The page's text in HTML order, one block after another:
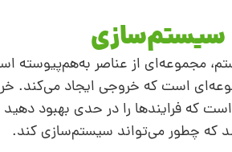
مجموعه‌ای از عناصر به‌هم‌پیوسته
است که خروجی ایجاد می‌کند.
که فرایندها را در حدی بهبود
که چطور می‌تواند سیستم‌سازی کند.